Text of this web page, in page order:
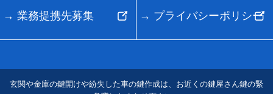
業務提携先募集 プライバシーポリシー
玄関や金庫の鍵開けや紛失した車の鍵作成は、お近くの鍵屋さん鍵の緊